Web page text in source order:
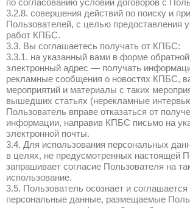
2.1.5. Данные, не
необходимые для
относятся данные,
процессе их
устройстве Пользователя
IP-адрес и иные,
Пользователя, данные из
операционной системе,
запросах. При этом, если
может идентифицировать
персональным данным.
2.2. Запрещается